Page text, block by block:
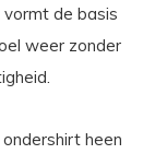
de basis
weer zonder
heen